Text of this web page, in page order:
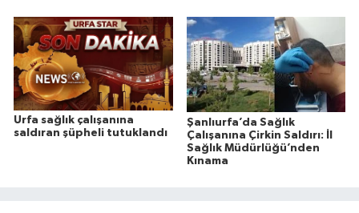
Urfa sağlık çalışanına
saldıran şüpheli tutuklandı
Şanlıurfa’da Sağlık
Çalışanına Çirkin Saldırı: İl
Sağlık Müdürlüğü’nden
Kınama